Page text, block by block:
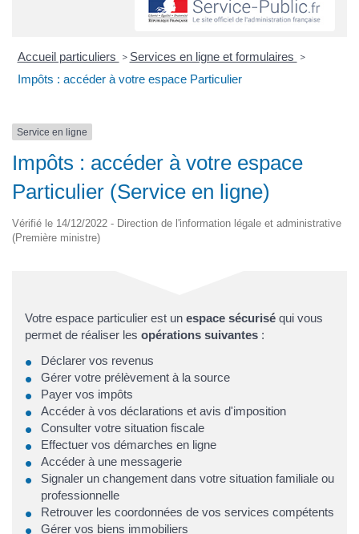
Accueil particuliers > Services en ligne et formulaires >
Impôts : accéder à votre espace Particulier
Service en ligne
Impôts : accéder à votre espace
Particulier (Service en ligne)
Vérifié le 14/12/2022 - Direction de l'information légale et administrative
(Première ministre)
Votre espace particulier est un espace sécurisé qui vous
permet de réaliser les opérations suivantes :
Déclarer vos revenus
Gérer votre prélèvement à la source
Payer vos impôts
Accéder à vos déclarations et avis d'imposition
Consulter votre situation fiscale
Effectuer vos démarches en ligne
Accéder à une messagerie
Signaler un changement dans votre situation familiale ou
professionnelle
Retrouver les coordonnées de vos services compétents
Gérer vos biens immobiliers